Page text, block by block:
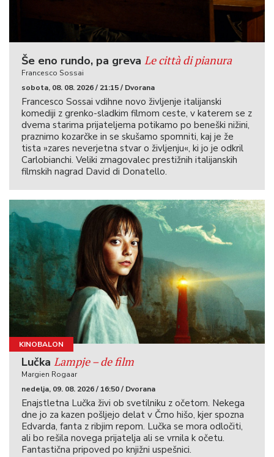
Še eno rundo, pa greva Le città di pianura
Francesco Sossai
sobota, 08. 08. 2026 / 21:15 / Dvorana
Francesco Sossai vdihne novo življenje italijanski
komediji z grenko-sladkim filmom ceste, v katerem se z
dvema starima prijateljema potikamo po beneški nižini,
praznimo kozarčke in se skušamo spomniti, kaj je že
tista »zares neverjetna stvar o življenju«, ki jo je odkril
Carlobianchi. Veliki zmagovalec prestižnih italijanskih
filmskih nagrad David di Donatello.
KINOBALON
Lučka Lampje – de film
Margien Rogaar
nedelja, 09. 08. 2026 / 16:50 / Dvorana
Enajstletna Lučka živi ob svetilniku z očetom. Nekega
dne jo za kazen pošljejo delat v Črno hišo, kjer spozna
Edvarda, fanta z ribjim repom. Lučka se mora odločiti,
ali bo rešila novega prijatelja ali se vrnila k očetu.
Fantastična pripoved po knjižni uspešnici.